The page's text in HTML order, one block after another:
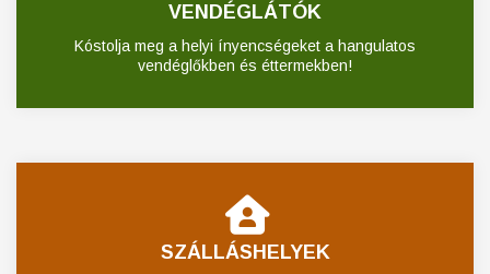
VENDÉGLÁTÓK
Kóstolja meg a helyi ínyencségeket a hangulatos
vendéglőkben és éttermekben!
SZÁLLÁSHELYEK